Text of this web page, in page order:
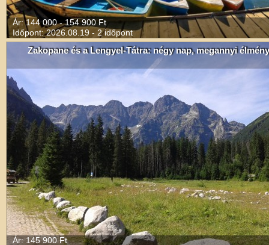
Ár: 144 000 - 154 900 Ft
Időpont: 2026.08.19 - 2 időpont
Zakopane és a Lengyel-Tátra: négy nap, megannyi élmény
Ár: 145 900 Ft